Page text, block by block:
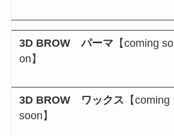
3D BROW パーマ 【coming so
on】
3D BROW ワックス 【coming
soon】